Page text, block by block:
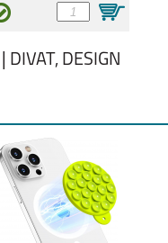
DIVAT, DESIGN